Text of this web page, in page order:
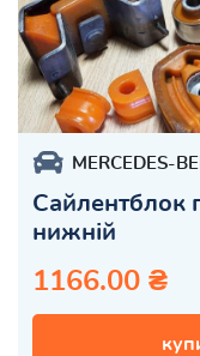
MERCEDES-
Сайлентблок
нижній
1166.00 ₴